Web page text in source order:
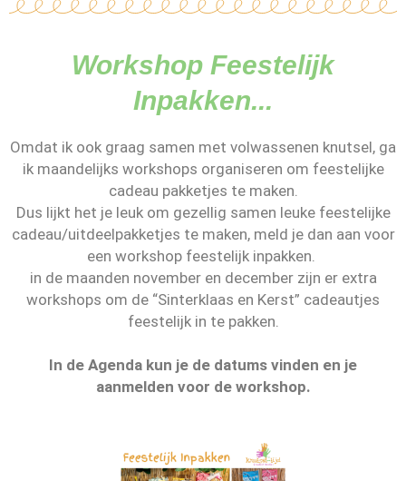
Workshop Feestelijk
Inpakken...
Omdat ik ook graag samen met volwassenen knutsel, ga
ik maandelijks workshops organiseren om feestelijke
cadeau pakketjes te maken.
Dus lijkt het je leuk om gezellig samen leuke feestelijke
cadeau/uitdeelpakketjes te maken, meld je dan aan voor
een workshop feestelijk inpakken.
in de maanden november en december zijn er extra
workshops om de “Sinterklaas en Kerst” cadeautjes
feestelijk in te pakken.
In de Agenda kun je de datums vinden en je
aanmelden voor de workshop.